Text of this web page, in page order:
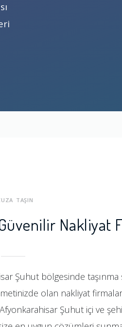
TAŞIN
Nakliyat
Şuhut bölgesinde taşınma
olan nakliyat
Şuhut içi ve